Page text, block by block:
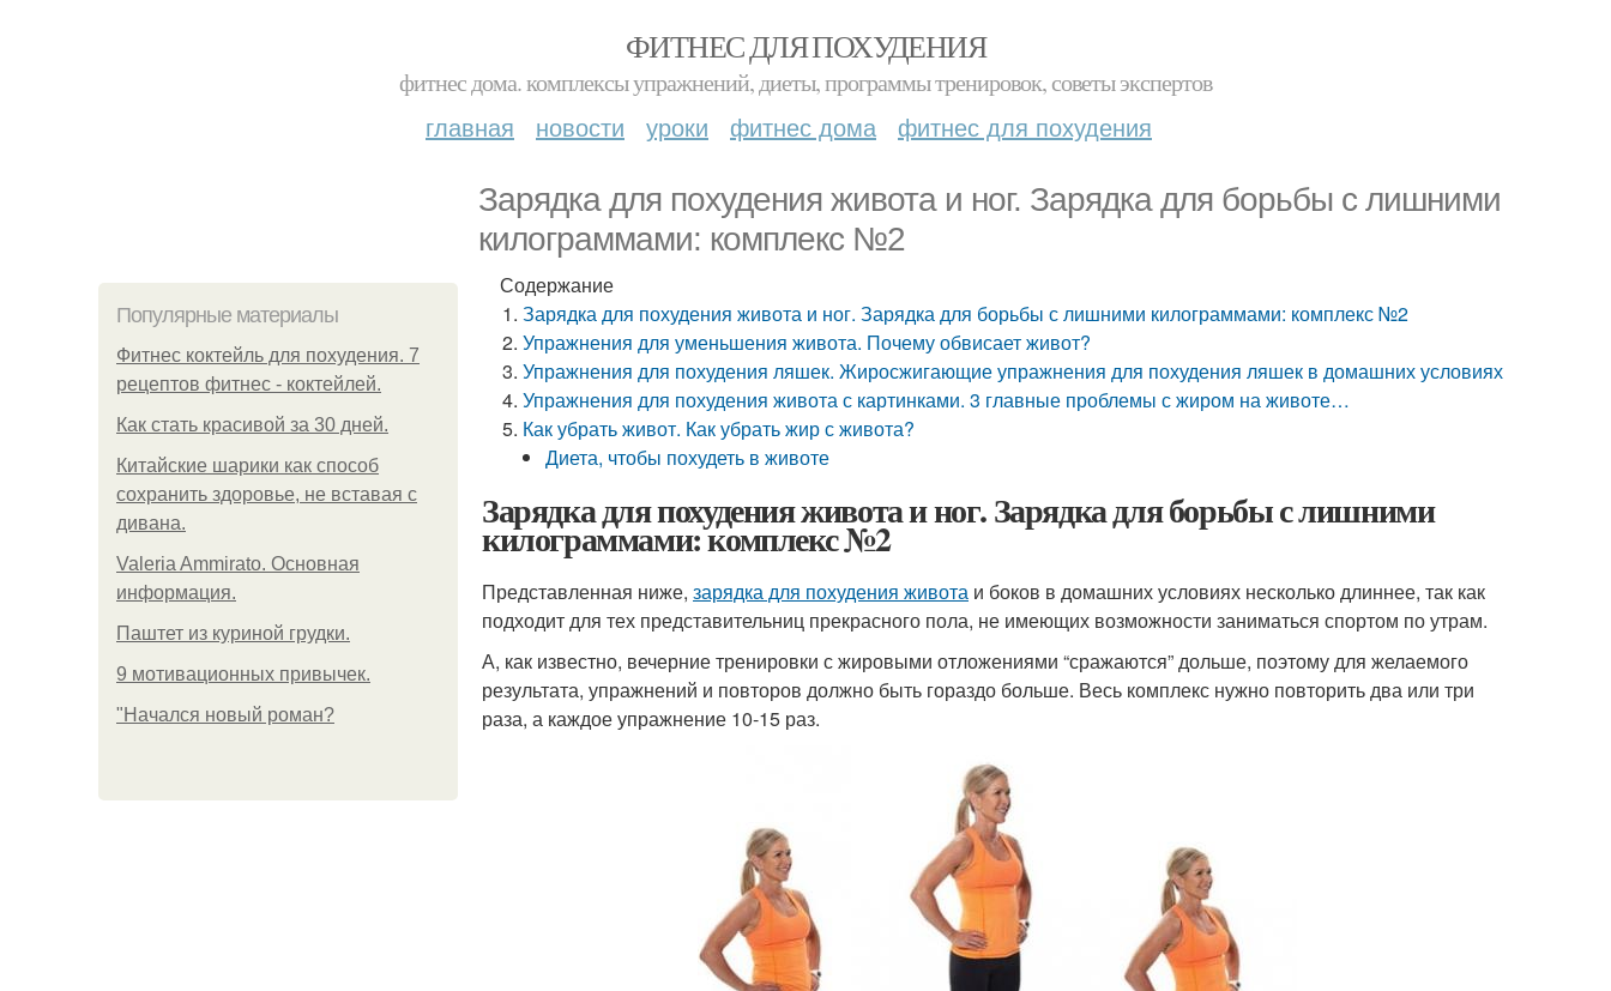
ФИТНЕС ДЛЯ ПОХУДЕНИЯ
фитнес дома. комплексы упражнений, диеты, программы тренировок, советы экспертов
главная новости уроки фитнес дома фитнес для похудения
Зарядка для похудения живота и ног. Зарядка для борьбы с лишними
килограммами: комплекс №2
Популярные материалы
Фитнес коктейль для похудения. 7
рецептов фитнес - коктейлей.
Как стать красивой за 30 дней.
Китайские шарики как способ
сохранить здоровье, не вставая с
дивана.
Valeria Ammirato. Основная
информация.
Паштет из куриной грудки.
9 мотивационных привычек.
"Начался новый роман?
Содержание
Зарядка для похудения живота и ног. Зарядка для борьбы с лишними килограммами: комплекс №2
Упражнения для уменьшения живота. Почему обвисает живот?
Упражнения для похудения ляшек. Жиросжигающие упражнения для похудения ляшек в домашних условиях
Упражнения для похудения живота с картинками. 3 главные проблемы с жиром на животе…
Как убрать живот. Как убрать жир с живота?
Диета, чтобы похудеть в животе
Зарядка для похудения живота и ног. Зарядка для борьбы с лишними
килограммами: комплекс №2
Представленная ниже, зарядка для похудения живота и боков в домашних условиях несколько длиннее, так как
подходит для тех представительниц прекрасного пола, не имеющих возможности заниматься спортом по утрам.
А, как известно, вечерние тренировки с жировыми отложениями “сражаются” дольше, поэтому для желаемого
результата, упражнений и повторов должно быть гораздо больше. Весь комплекс нужно повторить два или три
раза, а каждое упражнение 10-15 раз.